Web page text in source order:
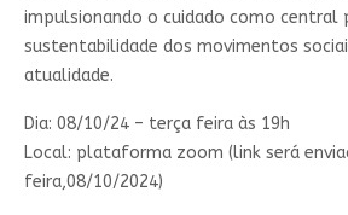
impulsionando o cuidado como central
sustentabilidade dos movimentos
atualidade.
Dia: 08/10/24 – terça feira às 19h
Local: plataforma zoom (link será
feira,08/10/2024)